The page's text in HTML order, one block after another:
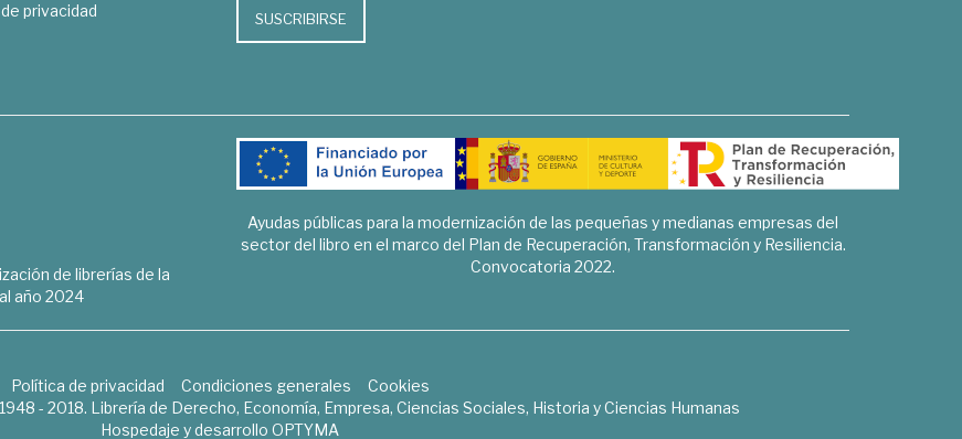
privacidad
SUSCRIBIRSE
de librerías de la
año 2024
Ayudas públicas para la modernización de las pequeñas y medianas empresas del
sector del libro en el marco del Plan de Recuperación, Transformación y Resiliencia.
Convocatoria 2022.
Política de privacidad Condiciones generales
Cookies
- 2018. Librería de Derecho, Economía, Empresa, Ciencias Sociales, Historia y Ciencias Humanas
Hospedaje y desarrollo OPTYMA